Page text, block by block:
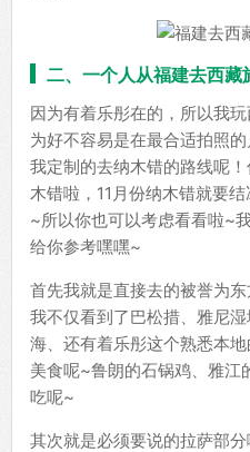
二、一个人从福建去西藏
因为有着乐彤在的，所以我
为好不容易是在最合适拍照
我定制的去纳木错的路线呢
木错啦，11月份纳木错就要
~所以你也可以考虑看看啦~
给你参考嘿嘿~
首先我就是直接去的被誉为
我不仅看到了巴松措、雅尼
海、还有着乐彤这个熟悉本
美食呢~鲁朗的石锅鸡、雅
吃呢~
其次就是必须要说的拉萨部